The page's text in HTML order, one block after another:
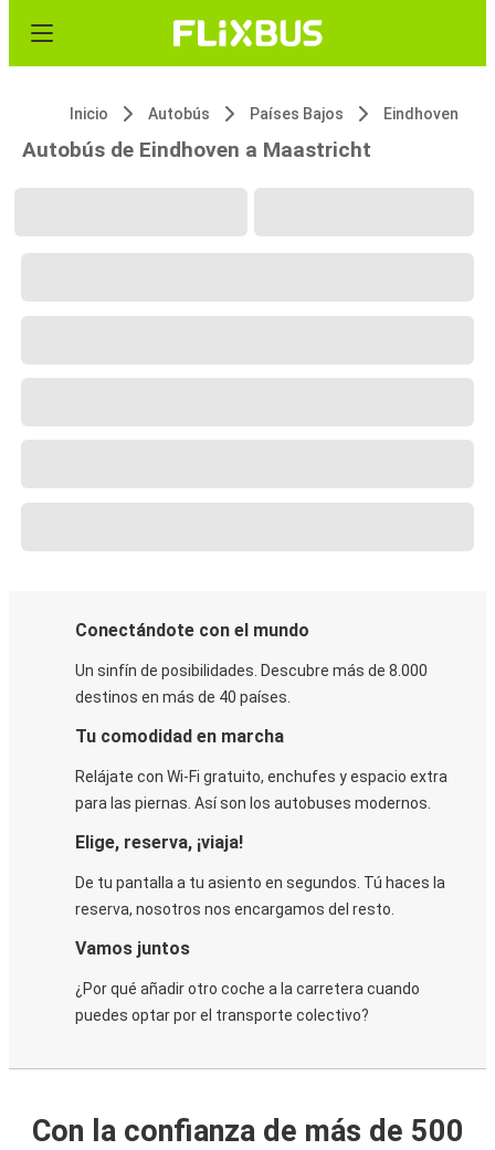
Inicio Autobús Países Bajos Eindhoven
Autobús de Eindhoven a Maastricht
Conectándote con el mundo
Un sinfín de posibilidades. Descubre más de 8.000
destinos en más de 40 países.
Tu comodidad en marcha
Relájate con Wi-Fi gratuito, enchufes y espacio extra
para las piernas. Así son los autobuses modernos.
Elige, reserva, ¡viaja!
De tu pantalla a tu asiento en segundos. Tú haces la
reserva, nosotros nos encargamos del resto.
Vamos juntos
¿Por qué añadir otro coche a la carretera cuando
puedes optar por el transporte colectivo?
Con la confianza de más de 500